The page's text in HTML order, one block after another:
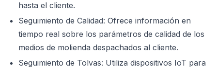
hasta el cliente.
Seguimiento de Calidad: Ofrece información en
tiempo real sobre los parámetros de calidad de los
medios de molienda despachados al cliente.
Seguimiento de Tolvas: Utiliza dispositivos IoT para